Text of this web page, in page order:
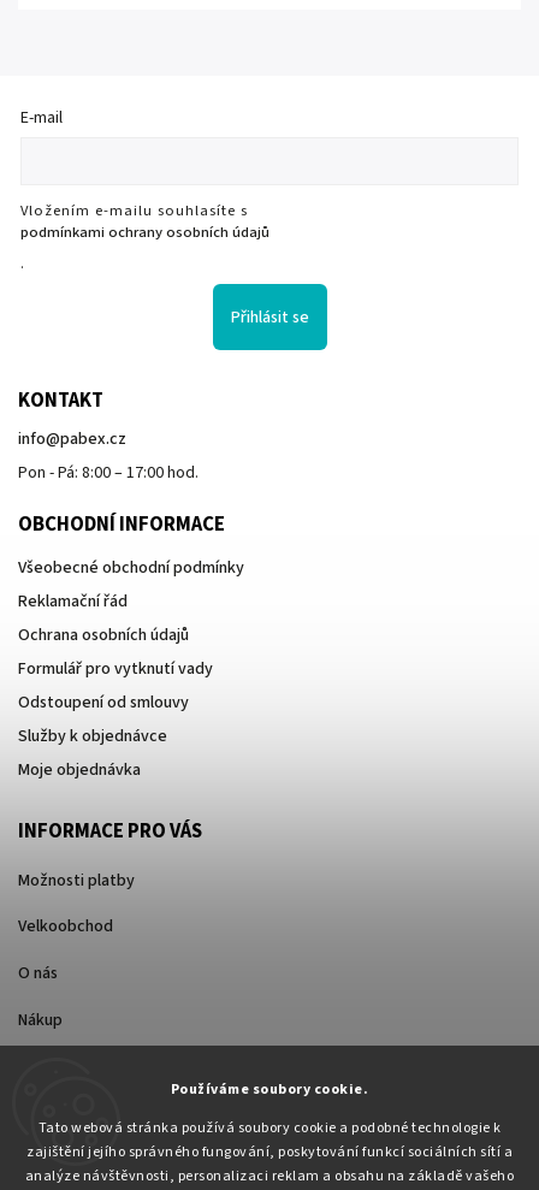
Používáme soubory cookie.
Tato webová stránka používá soubory cookie a podobné technologie k
zajištění jejího správného fungování, poskytování funkcí sociálních sítí a
analýze návštěvnosti, personalizaci reklam a obsahu na základě vašeho
E-mail
Vložením e-mailu souhlasíte s
podmínkami ochrany osobních údajů
.
Přihlásit se
KONTAKT
info@pabex.cz
Pon - Pá: 8:00 – 17:00 hod.
OBCHODNÍ INFORMACE
Všeobecné obchodní podmínky
Reklamační řád
Ochrana osobních údajů
Formulář pro vytknutí vady
Odstoupení od smlouvy
Služby k objednávce
Moje objednávka
INFORMACE PRO VÁS
Možnosti platby
Velkoobchod
O nás
Nákup